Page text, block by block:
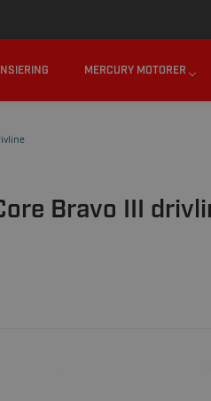
MERCURY MOTORER
Bravo III